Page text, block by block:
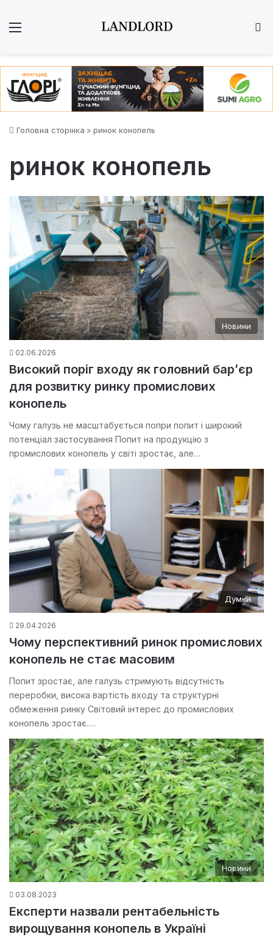
Головна сторінка > ринок конопель
ринок конопель
Новини
02.06.2026
Високий поріг входу як головний бар’єр
для розвитку ринку промислових
конопель
Чому галузь не масштабується попри попит і широкий
потенціал застосування Попит на продукцію з
промислових конопель у світі зростає, але…
Думки
29.04.2026
Чому перспективний ринок промислових
конопель не стає масовим
Попит зростає, але галузь стримують відсутність
переробки, висока вартість входу та структурні
обмеження ринку Світовий інтерес до промислових
конопель зростає.…
Новини
03.08.2023
Експерти назвали рентабельність
вирощування конопель в Україні